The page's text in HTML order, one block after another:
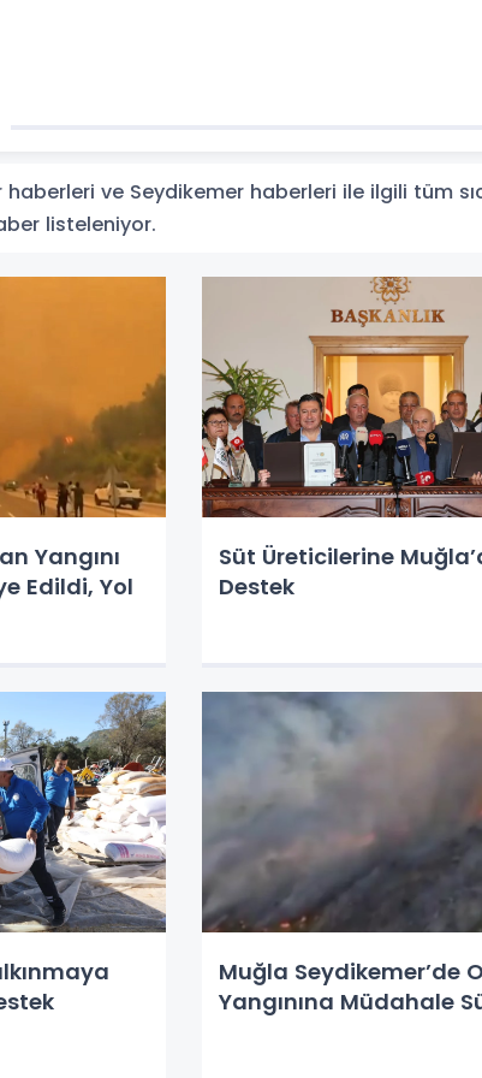
ve Seydikemer haberleri ile ilgili tüm
listeleniyor.
Yangını
Edildi, Yol
Süt Üreticilerine
Destek
Muğla Seydikemer’de
Yangınına Müdahale